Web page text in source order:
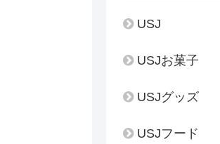
USJ
USJお菓子
USJグッズ
USJフード